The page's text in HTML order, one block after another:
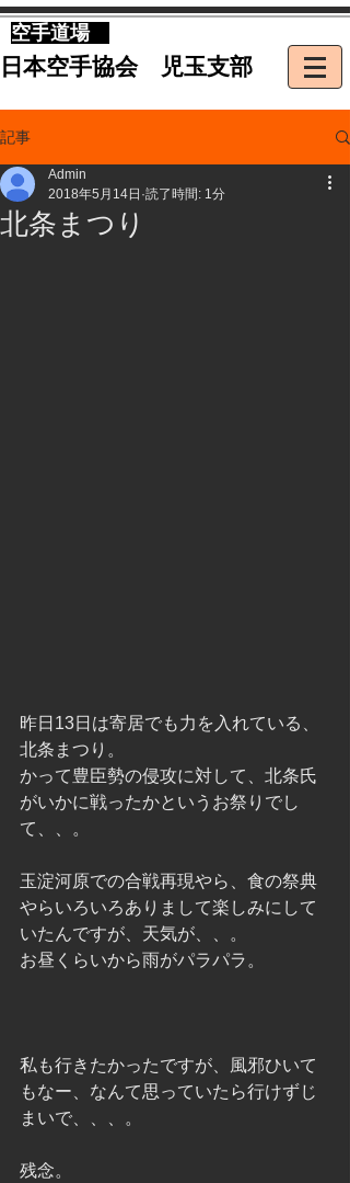
​空手道場
​日本空手協会 児玉支部
記事
北条まつり
Admin
2018年5月14日 読了時間: 1分
昨日13日は寄居でも力を入れている、
北条まつり。
かって豊臣勢の侵攻に対して、北条氏
がいかに戦ったかというお祭りでし
て、、。
玉淀河原での合戦再現やら、食の祭典
やらいろいろありまして楽しみにして
いたんですが、天気が、、。
お昼くらいから雨がパラパラ。
私も行きたかったですが、風邪ひいて
もなー、なんて思っていたら行けずじ
まいで、、、。
残念。